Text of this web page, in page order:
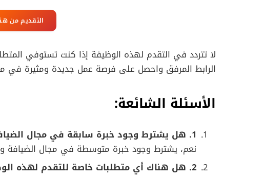
التقديم من
لا تتردد في التقدم لهذه الوظيفة إذا كنت تستوفي
الرابط المرفق واحصل على فرصة عمل جديدة ومثيرة في
الأسئلة الشائعة:
1. هل يشترط وجود خبرة سابقة في مجال الضيافة؟
نعم، يشترط وجود خبرة متوسطة في مجال الضيافة
2. هل هناك أي متطلبات خاصة للتقدم لهذه الوظيفة؟